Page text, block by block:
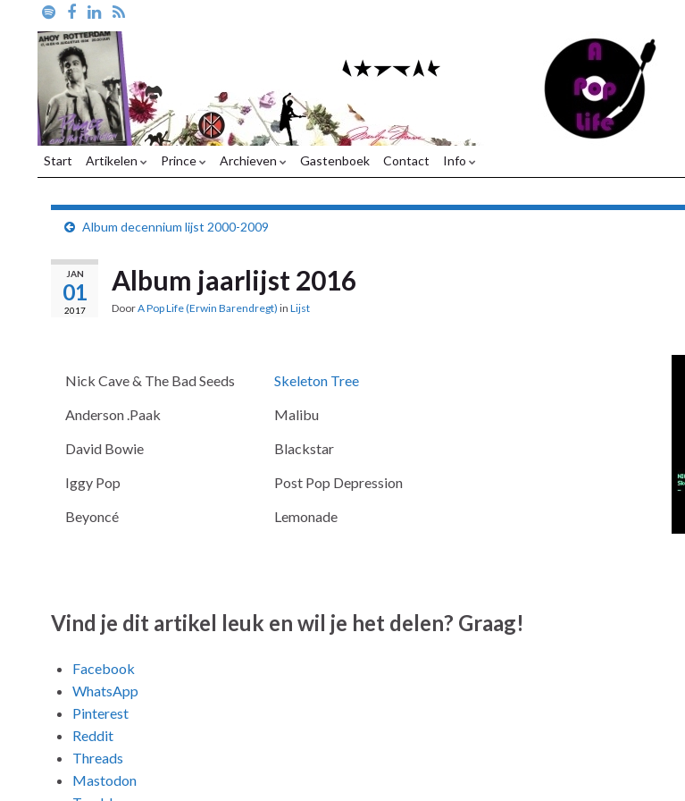
Start Artikelen Prince Archieven Gastenboek Contact Info
Album decennium lijst 2000-2009
JAN
01
2017
Album jaarlijst 2016
DoorA Pop Life (Erwin Barendregt) in Lijst
Nick Cave & The Bad Seeds
Skeleton Tree
Anderson .Paak
Malibu
David Bowie
Blackstar
Iggy Pop
Post Pop Depression
Beyoncé
Lemonade
Vind je dit artikel leuk en wil je het delen? Graag!
Facebook
WhatsApp
Pinterest
Reddit
Threads
Mastodon